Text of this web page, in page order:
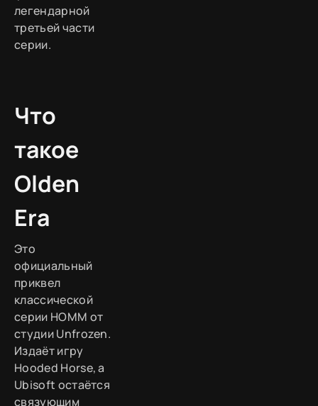
легендарной
третьей части
серии.
Что
такое
Olden
Era
Это
официальный
приквел
классической
серии HOMM от
студии Unfrozen.
Издаёт игру
Hooded Horse, а
Ubisoft остаётся
связующим